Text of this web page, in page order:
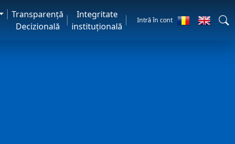
Transparență
Decizională
Integritate
instituțională
Intră în cont